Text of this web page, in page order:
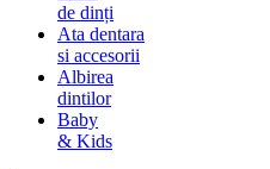
de dinți
Ata dentara
si accesorii
Albirea
dintilor
Baby
& Kids